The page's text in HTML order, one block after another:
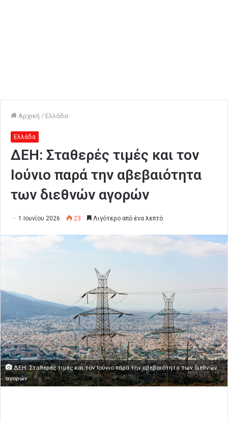
Αρχική / Ελλάδα
Ελλάδα
ΔΕΗ: Σταθερές τιμές και τον
Ιούνιο παρά την αβεβαιότητα
των διεθνών αγορών
1 Ιουνίου 2026 23 Λιγότερο από ένα λεπτό
ΔΕΗ: Σταθερές τιμές και τον Ιούνιο παρά την αβεβαιότητα των διεθνών
αγορών